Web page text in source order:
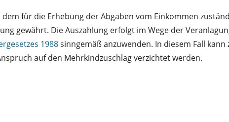
für die Erhebung der Abgaben vom Einkommen
gewährt. Die Auszahlung erfolgt im Wege der
1988sinngemäß anzuwenden. In diesem Fall
auf den Mehrkindzuschlag verzichtet werden.